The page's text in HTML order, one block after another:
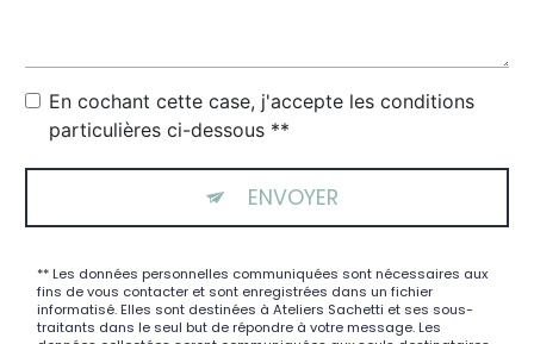
En cochant cette case, j'accepte les conditions
particulières ci-dessous **
ENVOYER
** Les données personnelles communiquées sont nécessaires aux
fins de vous contacter et sont enregistrées dans un fichier
informatisé. Elles sont destinées à Ateliers Sachetti et ses sous-
traitants dans le seul but de répondre à votre message. Les